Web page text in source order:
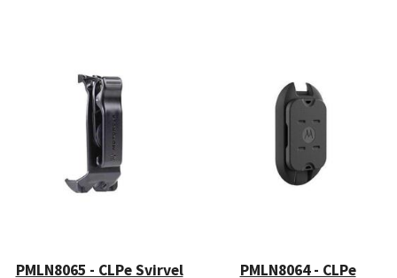
PMLN8065 - CLPe Svirvel
PMLN8064 - CLPe